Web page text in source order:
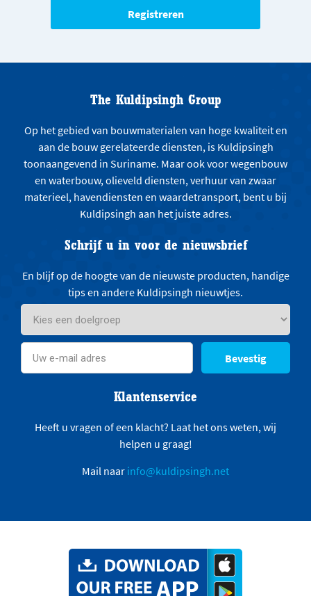
The Kuldipsingh Group
Op het gebied van bouwmaterialen van hoge kwaliteit en
aan de bouw gerelateerde diensten, is Kuldipsingh
toonaangevend in Suriname. Maar ook voor wegenbouw
en waterbouw, olieveld diensten, verhuur van zwaar
materieel, havendiensten en waardetransport, bent u bij
Kuldipsingh aan het juiste adres.
Schrijf u in voor de nieuwsbrief
En blijf op de hoogte van de nieuwste producten, handige
tips en andere Kuldipsingh nieuwtjes.
Bevestig
Klantenservice
Heeft u vragen of een klacht? Laat het ons weten, wij
helpen u graag!
Mail naar info@kuldipsingh.net